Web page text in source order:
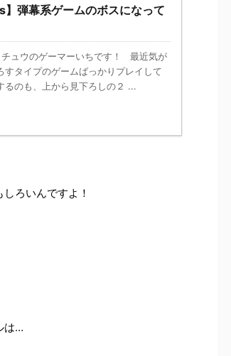
弾幕系ゲームのボスになって
ュウのゲーマーいちです！ 最近気が
すタイプのゲームばっかりプレイして
るのも、上から見下ろしの２ ...
ろいんですよ！
は…